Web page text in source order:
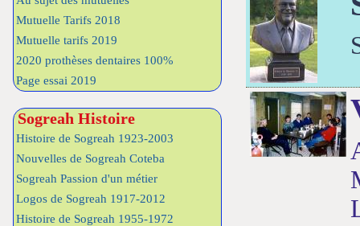
Mutuelle Tarifs 2018
Mutuelle tarifs 2019
2020 prothèses dentaires 100%
Page essai 2019
Sogreah Histoire
Histoire de Sogreah 1923-2003
Nouvelles de Sogreah Coteba
Sogreah Passion d'un métier
Logos de Sogreah 1917-2012
Histoire de Sogreah 1955-1972